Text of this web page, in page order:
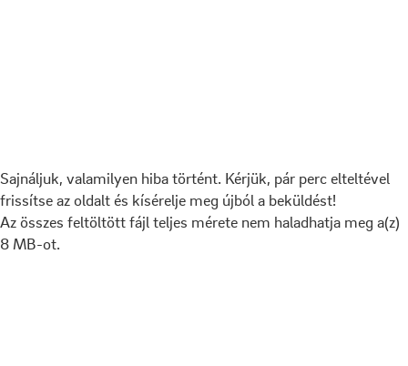
Sajnáljuk, valamilyen hiba történt. Kérjük, pár perc elteltével
frissítse az oldalt és kísérelje meg újból a beküldést!
Az összes feltöltött fájl teljes mérete nem haladhatja meg a(z)
8 MB-ot.